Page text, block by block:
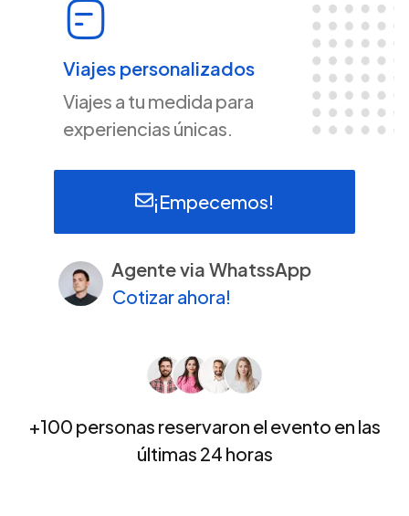
Viajes personalizados
Viajes a tu medida para
experiencias únicas.
¡Empecemos!
Agente via WhatssApp
Cotizar ahora!
+100 personas reservaron el evento en las
últimas 24 horas